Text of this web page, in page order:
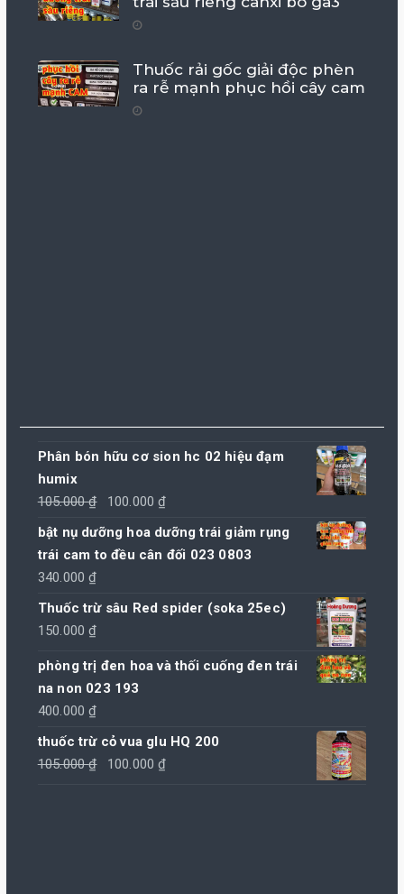
Thuốc rải gốc giải độc phèn
ra rễ mạnh phục hồi cây cam
Phân bón hữu cơ sion hc 02 hiệu đạm
humix
105.000₫
Giá
gốc
100.000₫
hiện
tại
bật nụ dưỡng hoa dưỡng trái giảm rụng
trái cam to đều cân đối 023 0803
340.000₫
Thuốc trừ sâu Red spider (soka 25ec)
150.000₫
phòng trị đen hoa và thối cuống đen trái
na non 023 193
400.000₫
thuốc trừ cỏ vua glu HQ 200
105.000₫
Giá
100.000₫